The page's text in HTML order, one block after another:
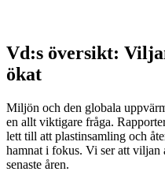
Vd:s översikt:
ökat
Miljön och den globala
en allt viktigare fråga.
lett till att plastinsamling och
hamnat i fokus. Vi ser att viljan
senaste åren.